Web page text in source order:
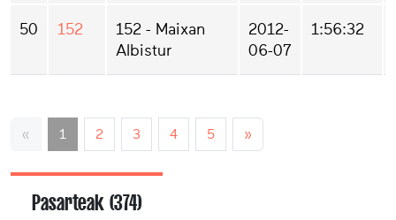
50 152
152 - Maixan
Albistur
2012-
06-07
1:56:32
« 1 2 3 4 5 »
Pasarteak (374)